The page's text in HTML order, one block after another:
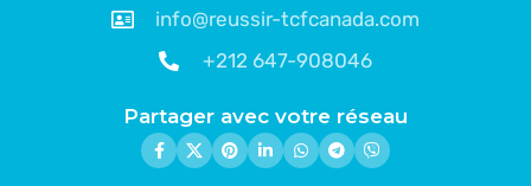
info@reussir-tcfcanada.com
+212 647-908046
Partager avec votre réseau